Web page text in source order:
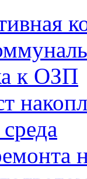
к ОЗП